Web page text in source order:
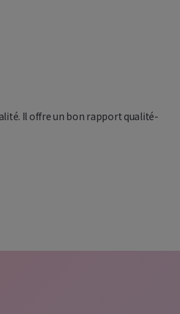
Il offre un bon rapport qualité-